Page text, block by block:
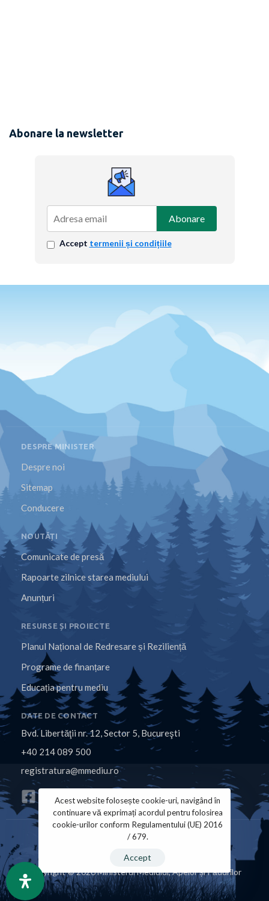
Abonare la newsletter
Abonare
Accept termenii și condițiile
DESPRE MINISTER
Despre noi
Sitemap
Conducere
NOUTĂȚI
Comunicate de presă
Rapoarte zilnice starea mediului
Anunțuri
RESURSE ȘI PROIECTE
Planul Național de Redresare și Reziliență
Programe de finanțare
Educația pentru mediu
DATE DE CONTACT
Bvd. Libertăţii nr. 12, Sector 5, Bucureşti
+40 214 089 500
registratura@mmediu.ro
Copyright © 2026 Ministerul Mediului, Apelor și Pădurilor
Acest website folosește cookie-uri, navigând în
continuare vă exprimați acordul pentru folosirea
cookie-urilor conform Regulamentului (UE) 2016
/ 679.
Accept